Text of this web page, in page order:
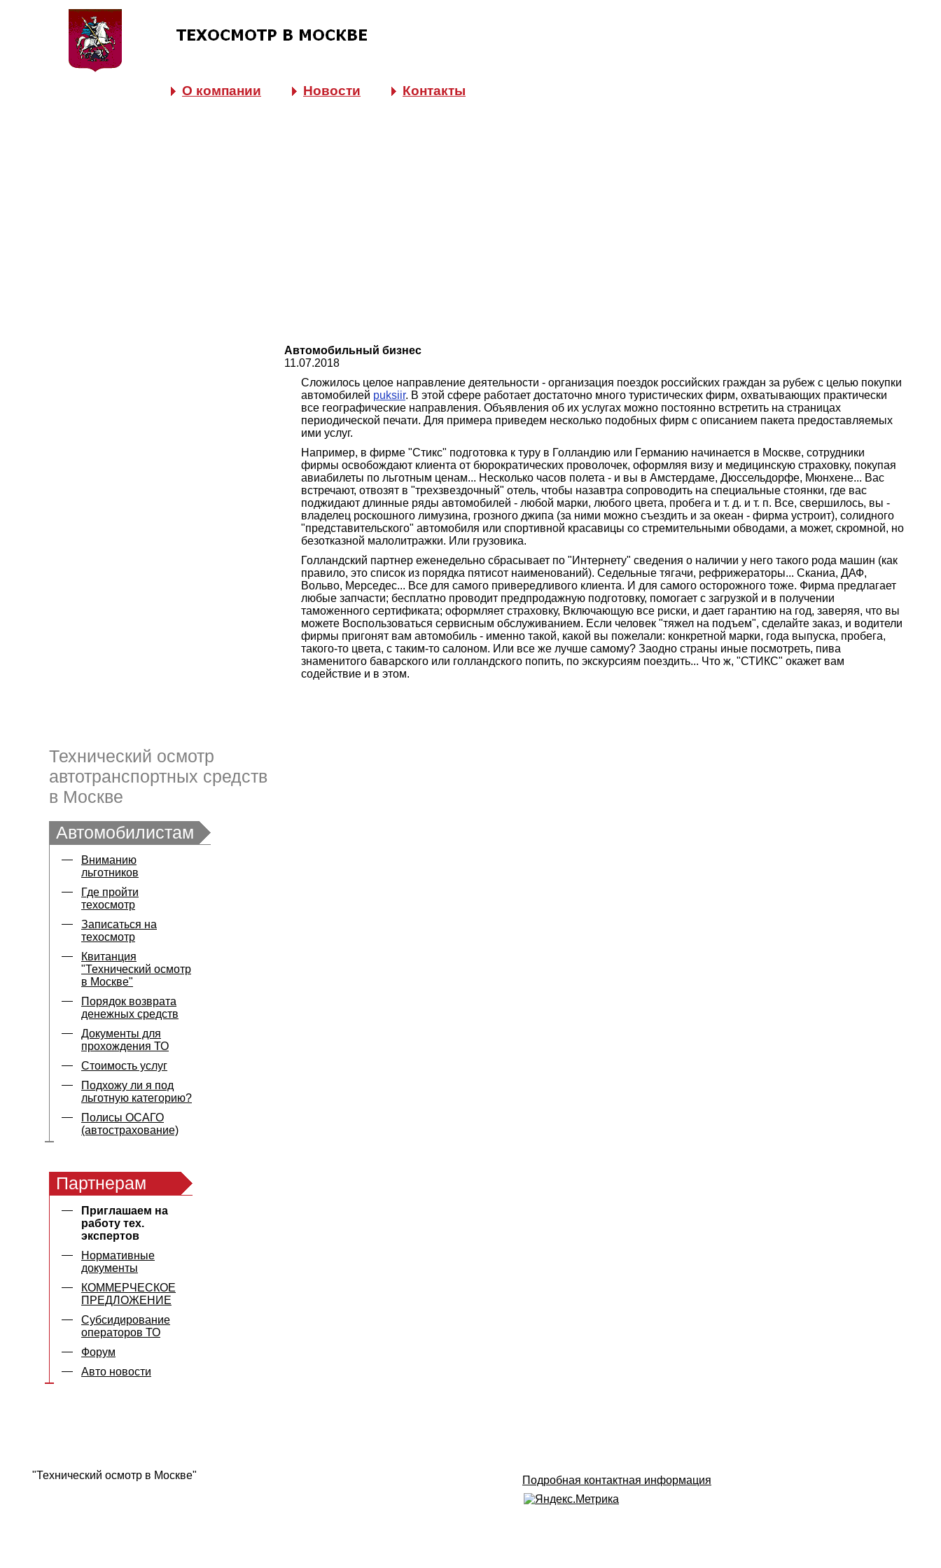
О компании Новости Контакты
Технический осмотр
автотранспортных средств
в Москве
Автомобилистам
Вниманию
льготников
Где пройти
техосмотр
Записаться на
техосмотр
Квитанция
"Технический осмотр
в Москве"
Порядок возврата
денежных средств
Документы для
прохождения ТО
Стоимость услуг
Подхожу ли я под
льготную категорию?
Полисы ОСАГО
(автострахование)
Партнерам
Приглашаем на
работу тех.
экспертов
Нормативные
документы
КОММЕРЧЕСКОЕ
ПРЕДЛОЖЕНИЕ
Субсидирование
операторов ТО
Форум
Авто новости
Автомобильный бизнес
11.07.2018
Сложилось целое направление деятельности - организация поездок российских граждан за рубеж с целью покупки
автомобилей puksiir. В этой сфере работает достаточно много туристических фирм, охватывающих практически
все географические направления. Объявления об их услугах можно постоянно встретить на страницах
периодической печати. Для примера приведем несколько подобных фирм с описанием пакета предоставляемых
ими услуг.
Например, в фирме "Стикс" подготовка к туру в Голландию или Германию начинается в Москве, сотрудники
фирмы освобождают клиента от бюрократических проволочек, оформляя визу и медицинскую страховку, покупая
авиабилеты по льготным ценам... Несколько часов полета - и вы в Амстердаме, Дюссельдорфе, Мюнхене... Вас
встречают, отвозят в "трехзвездочный" отель, чтобы назавтра сопроводить на специальные стоянки, где вас
поджидают длинные ряды автомобилей - любой марки, любого цвета, пробега и т. д. и т. п. Все, свершилось, вы -
владелец роскошного лимузина, грозного джипа (за ними можно съездить и за океан - фирма устроит), солидного
"представительского" автомобиля или спортивной красавицы со стремительными обводами, а может, скромной, но
безотказной малолитражки. Или грузовика.
Голландский партнер еженедельно сбрасывает по "Интернету" сведения о наличии у него такого рода машин (как
правило, это список из порядка пятисот наименований). Седельные тягачи, рефрижераторы... Сканиа, ДАФ,
Вольво, Мерседес... Все для самого привередливого клиента. И для самого осторожного тоже. Фирма предлагает
любые запчасти; бесплатно проводит предпродажную подготовку, помогает с загрузкой и в получении
таможенного сертификата; оформляет страховку, Включающую все риски, и дает гарантию на год, заверяя, что вы
можете Воспользоваться сервисным обслуживанием. Если человек "тяжел на подъем", сделайте заказ, и водители
фирмы пригонят вам автомобиль - именно такой, какой вы пожелали: конкретной марки, года выпуска, пробега,
такого-то цвета, с таким-то салоном. Или все же лучше самому? Заодно страны иные посмотреть, пива
знаменитого баварского или голландского попить, по экскурсиям поездить... Что ж, "СТИКС" окажет вам
содействие и в этом.
"Технический осмотр в Москве" Подробная контактная информация